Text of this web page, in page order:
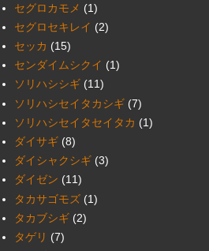
セグロカモメ (1)
セグロセキレイ (2)
セッカ (15)
センダイムシクイ (1)
ソリハシシギ (11)
ソリハシセイタカシギ (7)
ソリハシセイタセイタカ (1)
ダイサギ (8)
ダイシャクシギ (3)
ダイゼン (11)
タカサゴモズ (1)
タカブシギ (2)
タゲリ (7)